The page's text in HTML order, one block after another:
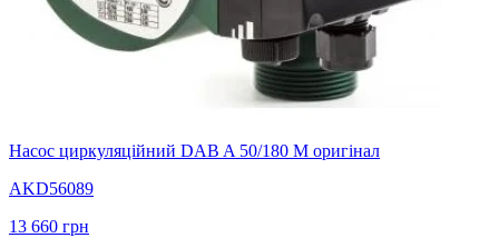
Насос циркуляцiйний DAB A 50/180 M оригінал
AKD56089
13 660 грн